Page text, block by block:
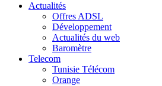
Actualités
Offres ADSL
Développement
Actualités du web
Baromètre
Telecom
Tunisie Télécom
Orange